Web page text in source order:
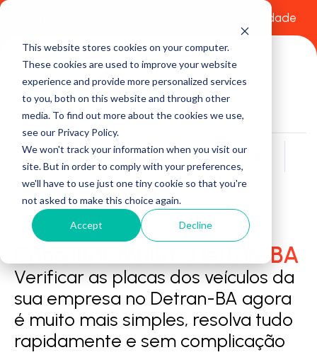
This website stores cookies on your computer.
These cookies are used to improve your website
experience and provide more personalized services
to you, both on this website and through other
media. To find out more about the cookies we use,
see our Privacy Policy.
We won't track your information when you visit our
site. But in order to comply with your preferences,
we'll have to use just one tiny cookie so that you're
not asked to make this choice again.
Accept Decline
Política de Privacidade
Buscar
Consultar Multas Detran-BA
Verificar as placas dos veículos da
sua empresa no Detran-BA agora
é muito mais simples, resolva tudo
rapidamente e sem complicação